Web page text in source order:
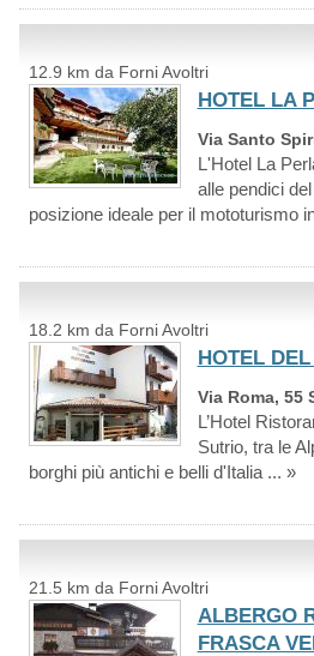
12.9 km da Forni Avoltri
HOTEL LA
Via Santo
L'Hotel La
alle pendici
posizione ideale per il mototurismo
18.2 km da Forni Avoltri
HOTEL
Via Roma, 55
L’Hotel
Sutrio, tra le
borghi più antichi e belli d'Italia ... »
21.5 km da Forni Avoltri
ALBERGO
FRASCA